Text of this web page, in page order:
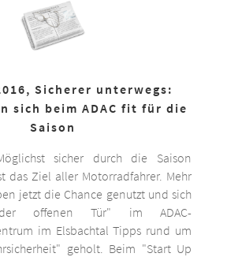
Sicherer unterwegs:
sich beim ADAC fit für die
Saison
sicher durch die Saison
das Ziel aller Motorradfahrer. Mehr
jetzt die Chance genutzt und sich
offenen Tür" im ADAC-
im Elsbachtal Tipps rund um
geholt. Beim "Start Up